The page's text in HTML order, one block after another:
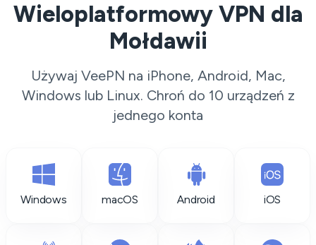
Wieloplatformowy VPN dla
Mołdawii
Używaj VeePN na iPhone, Android, Mac,
Windows lub Linux. Chroń do 10 urządzeń z
jednego konta
Windows macOS Android iOS